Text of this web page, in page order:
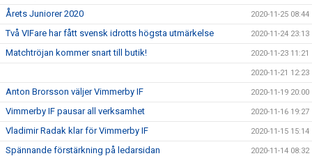
Årets Juniorer 2020 2020-11-25 08:44
Två VIFare har fått svensk idrotts högsta utmärkelse 2020-11-24 23:13
Matchtröjan kommer snart till butik! 2020-11-23 11:21
2020-11-21 12:23
Anton Brorsson väljer Vimmerby IF 2020-11-19 20:00
Vimmerby IF pausar all verksamhet 2020-11-16 19:27
Vladimir Radak klar för Vimmerby IF 2020-11-15 15:14
Spännande förstärkning på ledarsidan 2020-11-14 08:32